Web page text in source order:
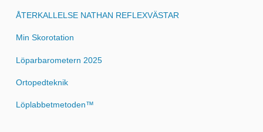
ÅTERKALLELSE NATHAN REFLEXVÄSTAR
Min Skorotation
Löparbarometern 2025
Ortopedteknik
Löplabbetmetoden™